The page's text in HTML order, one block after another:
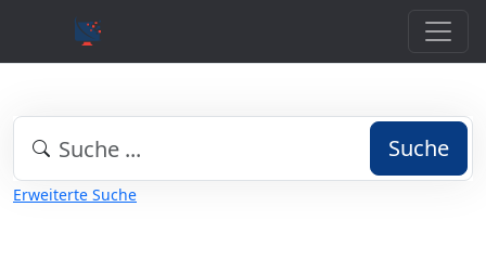
Suche
Erweiterte Suche